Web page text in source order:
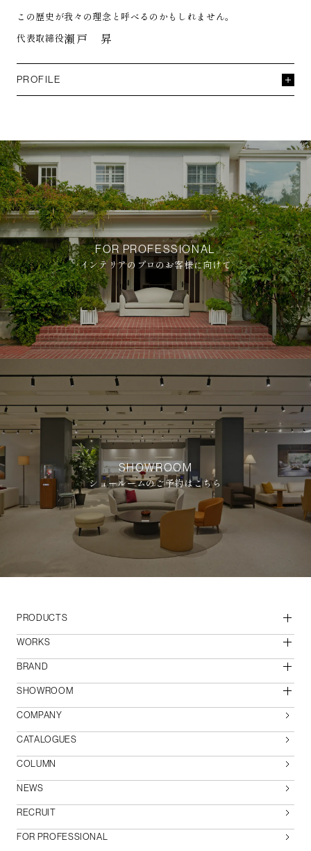
この歴史が我々の理念と呼べるのかもしれません。
代表取締役瀨戸 昇
PROFILE
1983年 九州産業大学芸術学部インテリアコース卒業
1985年 エーディコア設立デザイナーとして参加
1993年、2003年 グッドデザイン賞受賞
エーディコア・ディバイズ唯一のインハウスデザイナーとして、
オリジナルブランドを創出。
2004年からミラノサローネやLA建築とインテリアデザイン等、
多岐にわたるセミナーを全国各地で開催。
また、大学や専門学校、企業などでの特別講義も行っています。
INTERVIEW / COLUMN
代表インタビューを読む
代表コラムを読む
FOR PROFESSIONAL
インテリアのプロのお客様に向けて
SHOWROOM
ショールームのご予約はこちら
PRODUCTS
WORKS
BRAND
SHOWROOM
COMPANY
CATALOGUES
COLUMN
NEWS
RECRUIT
FOR PROFESSIONAL